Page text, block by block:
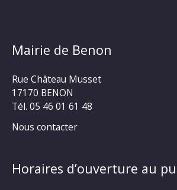
Mairie de Benon
Rue Château Musset
17170 BENON
Tél. 05 46 01 61 48
Nous contacter
Horaires d’ouverture au